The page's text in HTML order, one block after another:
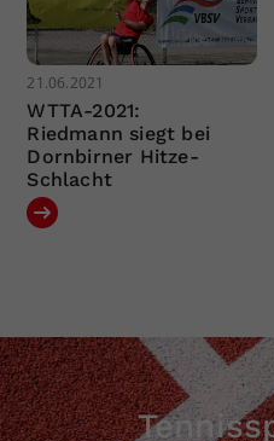
21.06.2021
WTTA-2021:
Riedmann siegt bei
Dornbirner Hitze-
Schlacht